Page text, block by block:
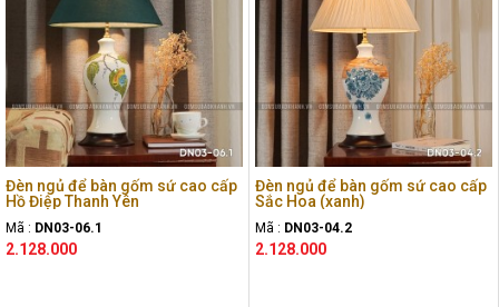
Đèn ngủ để bàn gốm sứ cao cấp
Hồ Điệp Thanh Yên
Mã : DN03-06.1
2.128.000
Đèn ngủ để bàn gốm sứ cao cấp
Sắc Hoa (xanh)
Mã : DN03-04.2
2.128.000